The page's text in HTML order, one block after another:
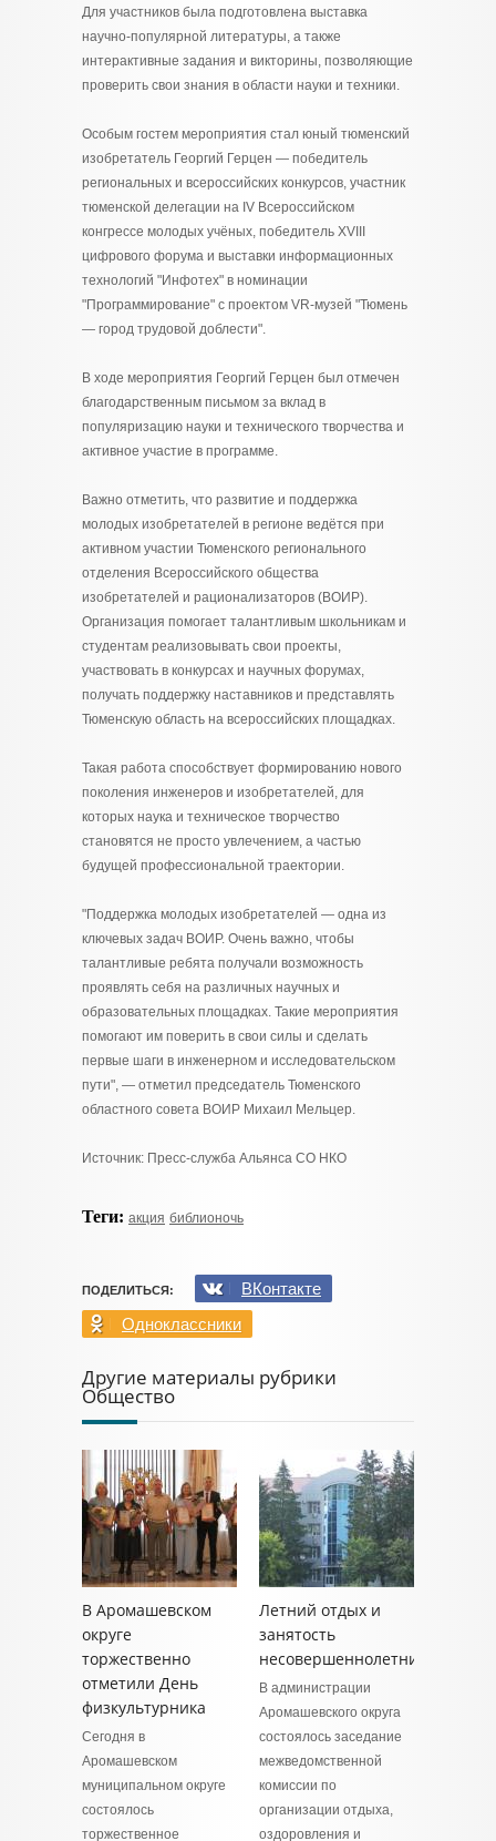
Для участников была подготовлена выставка
научно-популярной литературы, а также
интерактивные задания и викторины, позволяющие
проверить свои знания в области науки и техники.
Особым гостем мероприятия стал юный тюменский
изобретатель Георгий Герцен — победитель
региональных и всероссийских конкурсов, участник
тюменской делегации на IV Всероссийском
конгрессе молодых учёных, победитель XVIII
цифрового форума и выставки информационных
технологий "Инфотех" в номинации
"Программирование" с проектом VR-музей "Тюмень
— город трудовой доблести".
В ходе мероприятия Георгий Герцен был отмечен
благодарственным письмом за вклад в
популяризацию науки и технического творчества и
активное участие в программе.
Важно отметить, что развитие и поддержка
молодых изобретателей в регионе ведётся при
активном участии Тюменского регионального
отделения Всероссийского общества
изобретателей и рационализаторов (ВОИР).
Организация помогает талантливым школьникам и
студентам реализовывать свои проекты,
участвовать в конкурсах и научных форумах,
получать поддержку наставников и представлять
Тюменскую область на всероссийских площадках.
Такая работа способствует формированию нового
поколения инженеров и изобретателей, для
которых наука и техническое творчество
становятся не просто увлечением, а частью
будущей профессиональной траектории.
"Поддержка молодых изобретателей — одна из
ключевых задач ВОИР. Очень важно, чтобы
талантливые ребята получали возможность
проявлять себя на различных научных и
образовательных площадках. Такие мероприятия
помогают им поверить в свои силы и сделать
первые шаги в инженерном и исследовательском
пути", — отметил председатель Тюменского
областного совета ВОИР Михаил Мельцер.
Источник: Пресс-служба Альянса СО НКО
Теги: акция библионочь
ПОДЕЛИТЬСЯ:
ВКонтакте
Одноклассники
Другие материалы рубрики
Общество
В Аромашевском
округе
торжественно
отметили День
физкультурника
Сегодня в
Аромашевском
муниципальном округе
состоялось
торжественное
Летний отдых и
занятость
несовершеннолетних
В администрации
Аромашевского округа
состоялось заседание
межведомственной
комиссии по
организации отдыха,
оздоровления и